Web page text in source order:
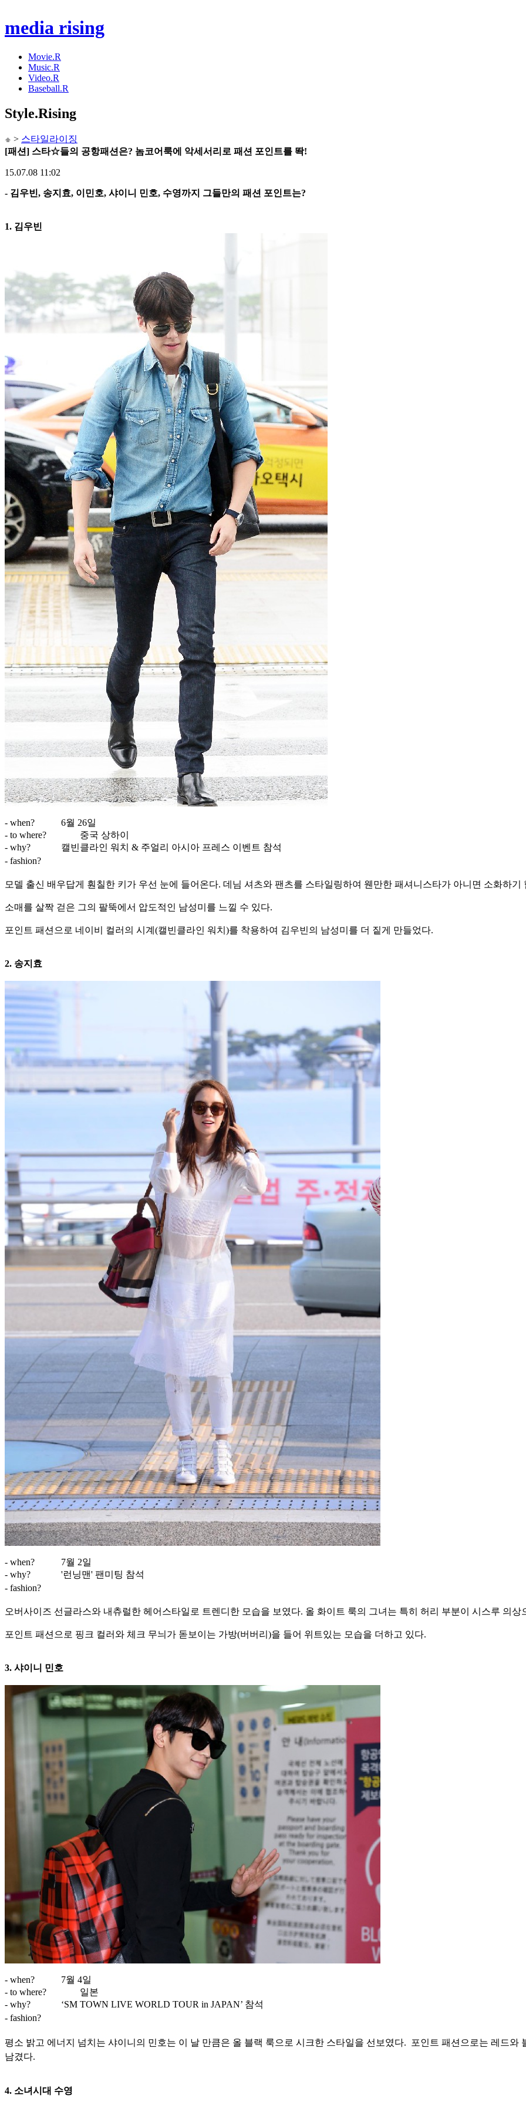
media rising
Movie.R
Music.R
Video.R
Baseball.R
Style.Rising
> 스타일라이징
[패션] 스타☆들의 공항패션은? 놈코어룩에 악세서리로 패션 포인트를 똭!
15.07.08 11:02
- 김우빈, 송지효, 이민호, 샤이니 민호, 수영까지 그들만의 패션 포인트는?
1. 김우빈
- when?
6월 26일
- to where?
중국 상하이
- why?
캘빈클라인 워치 & 주얼리 아시아 프레스 이벤트 참석
- fashion?
모델 출신 배우답게 훤칠한 키가 우선 눈에 들어온다. 데님 셔츠와 팬츠를 스타일링하여 웬만한 패셔니스타가 아니면 소화하기
소매를 살짝 걷은 그의 팔뚝에서 압도적인 남성미를 느낄 수 있다.
포인트 패션으로 네이비 컬러의 시계(캘빈클라인 워치)를 착용하여 김우빈의 남성미를 더 짙게 만들었다.
2. 송지효
- when?
7월 2일
- why?
'런닝맨' 팬미팅 참석
- fashion?
오버사이즈 선글라스와 내츄럴한 헤어스타일로 트렌디한 모습을 보였다. 올 화이트 룩의 그녀는 특히 허리 부분이 시스루 의
포인트 패션으로 핑크 컬러와 체크 무늬가 돋보이는 가방(버버리)을 들어 위트있는 모습을 더하고 있다.
3. 샤이니 민호
- when?
7월 4일
- to where?
일본
- why?
‘SM TOWN LIVE WORLD TOUR in JAPAN’ 참석
- fashion?
평소 밝고 에너지 넘치는 샤이니의 민호는 이 날 만큼은 올 블랙 룩으로 시크한 스타일을 선보였다.
포인트 패션으로는 레드와
남겼다.
4. 소녀시대 수영